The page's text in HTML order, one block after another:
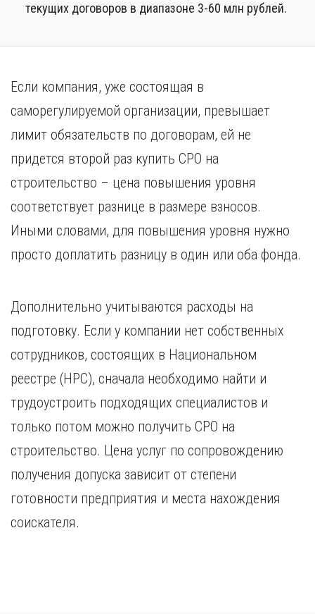
текущих договоров в диапазоне 3-60 млн рублей.
Если компания, уже состоящая в
саморегулируемой организации, превышает
лимит обязательств по договорам, ей не
придется второй раз купить СРО на
строительство – цена повышения уровня
соответствует разнице в размере взносов.
Иными словами, для повышения уровня нужно
просто доплатить разницу в один или оба фонда.
Дополнительно учитываются расходы на
подготовку. Если у компании нет собственных
сотрудников, состоящих в Национальном
реестре (НРС), сначала необходимо найти и
трудоустроить подходящих специалистов и
только потом можно получить СРО на
строительство. Цена услуг по сопровождению
получения допуска зависит от степени
готовности предприятия и места нахождения
соискателя.